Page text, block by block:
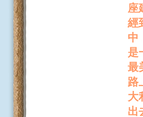
座
經
中
是
最
路
大
出